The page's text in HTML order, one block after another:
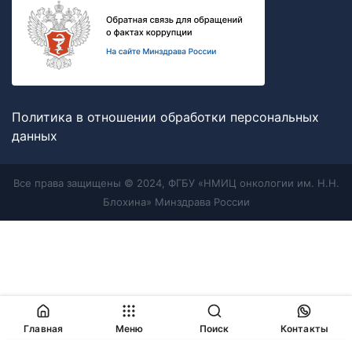
Политика в отношении обработки персональных
данных
Все права защищены © 2024, ФГБУ «НМИЦ онкологии им. Н.Н.
Блохина» Минздрава России
Главная Меню Поиск Контакты